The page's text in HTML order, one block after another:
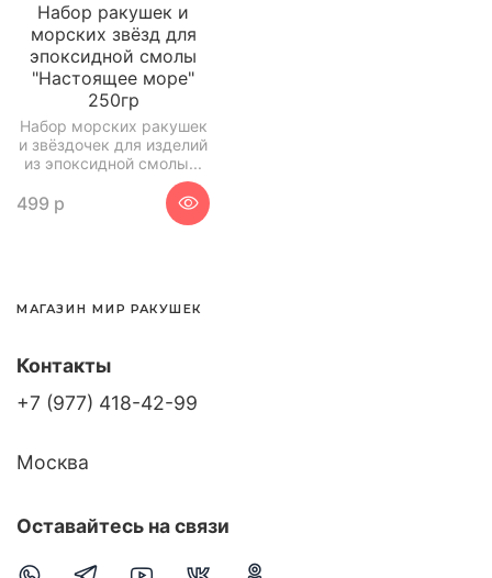
Набор ракушек и
морских звёзд для
эпоксидной смолы
"Настоящее море"
250гр
Набор морских ракушек
и звёздочек для изделий
из эпоксидной смолы...
499 р
МАГАЗИН МИР РАКУШЕК
Контакты
+7 (977) 418-42-99
Москва
Оставайтесь на связи